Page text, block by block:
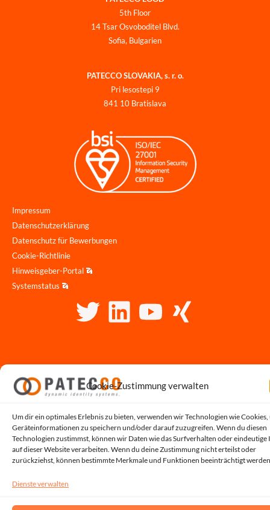
Cookie-Zustimmung verwalten
Um dir ein optimales Erlebnis zu bieten, verwenden wir Technologien wie Cookies,
Geräteinformationen zu speichern und/oder darauf zuzugreifen. Wenn du diesen
Technologien zustimmst, können wir Daten wie das Surfverhalten oder eindeutige
auf dieser Website verarbeiten. Wenn du deine Zustimmung nicht erteilst oder
zurückziehst, können bestimmte Merkmale und Funktionen beeinträchtigt
Dienste verwalten
5th Floor
14 Tsar Osvoboditel Blvd.
Sofia, Bulgarien
PATECCO SLOVAKIA, s. r. o.
Pri lesostepi 9
841 10 Bratislava
Impressum
Datenschutzerklärung
Datenschutz für Bewerbungen
Cookie-Richtlinie
Hinweisgeber-Portal
Systemstatus
Copyright © 2026, All Rights Reserved by PATECCO GmbH | UST.ID: DE815048353